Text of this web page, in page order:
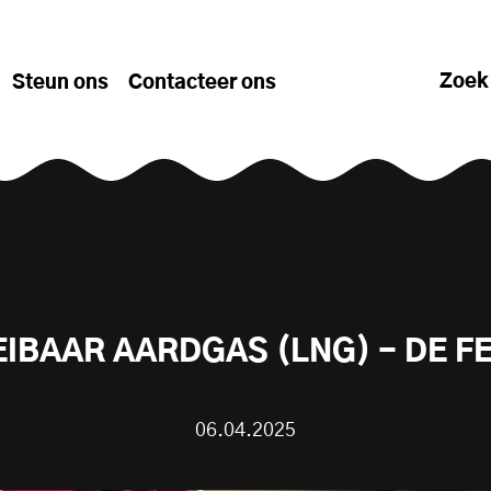
Steun ons Contacteer ons Zoek
AARDGAS (LNG) - DE
06.04.2025